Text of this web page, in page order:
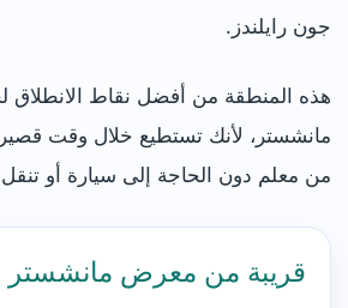
جون رايلندز.
هذه المنطقة من أفضل نقاط
مانشستر، لأنك تستطيع خلال وقت قصير
من معلم دون الحاجة إلى سيارة أو
قريبة من معرض مانشستر